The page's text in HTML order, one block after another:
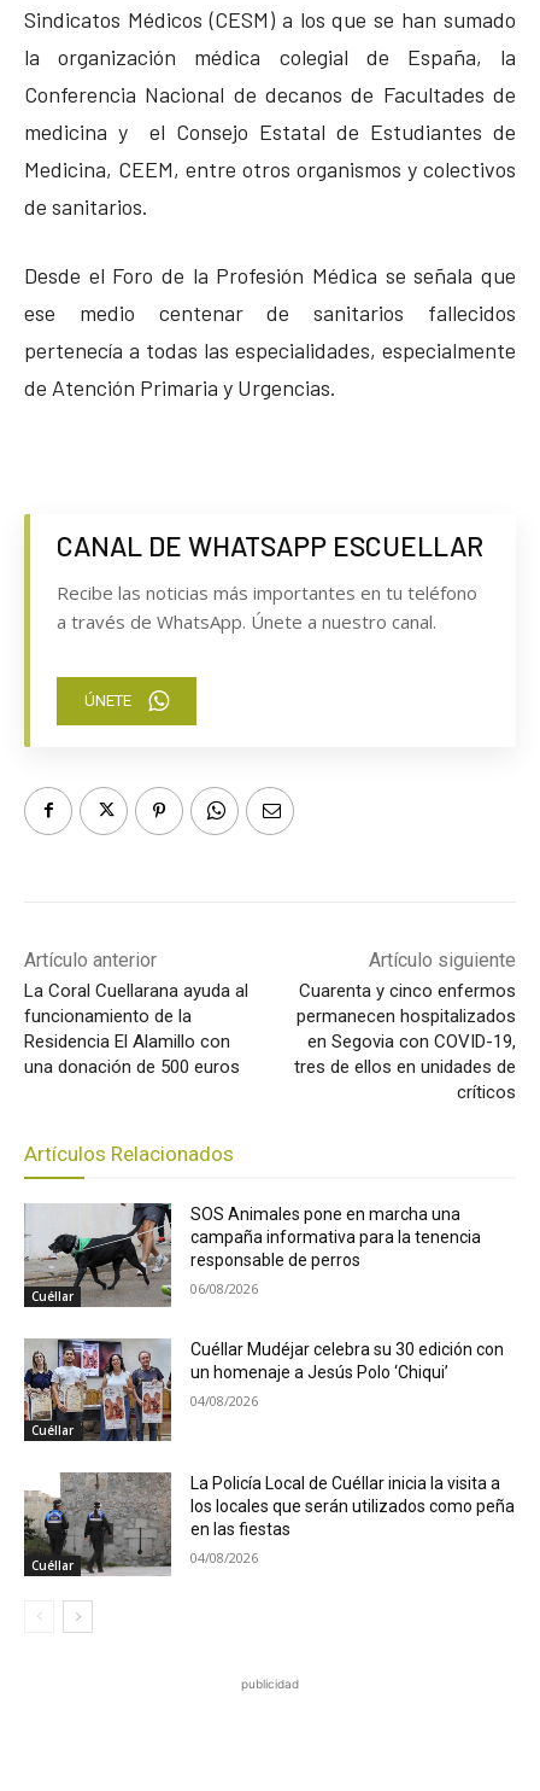
Sindicatos Médicos (CESM) a los que se han sumado
la organización médica colegial de España, la
Conferencia Nacional de decanos de Facultades de
medicina y el Consejo Estatal de Estudiantes de
Medicina, CEEM, entre otros organismos y colectivos
de sanitarios.
Desde el Foro de la Profesión Médica se señala que
ese medio centenar de sanitarios fallecidos
pertenecía a todas las especialidades, especialmente
de Atención Primaria y Urgencias.
CANAL DE WHATSAPP ESCUELLAR
Recibe las noticias más importantes en tu teléfono
a través de WhatsApp. Únete a nuestro canal.
ÚNETE
Artículo anterior
La Coral Cuellarana ayuda al
funcionamiento de la
Residencia El Alamillo con
una donación de 500 euros
Artículo siguiente
Cuarenta y cinco enfermos
permanecen hospitalizados
en Segovia con COVID-19,
tres de ellos en unidades de
críticos
Artículos Relacionados
Cuéllar
SOS Animales pone en marcha una
campaña informativa para la tenencia
responsable de perros
06/08/2026
Cuéllar
Cuéllar Mudéjar celebra su 30 edición con
un homenaje a Jesús Polo ‘Chiqui’
04/08/2026
Cuéllar
La Policía Local de Cuéllar inicia la visita a
los locales que serán utilizados como peña
en las fiestas
04/08/2026
publicidad